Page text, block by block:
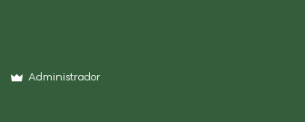
Administrador